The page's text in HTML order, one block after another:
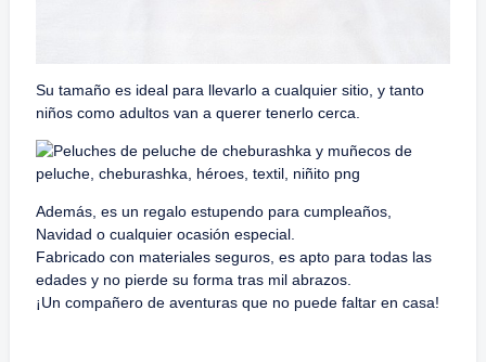
Su tamaño es ideal para llevarlo a cualquier sitio, y tanto
niños como adultos van a querer tenerlo cerca.
Además, es un regalo estupendo para cumpleaños,
Navidad o cualquier ocasión especial.
Fabricado con materiales seguros, es apto para todas las
edades y no pierde su forma tras mil abrazos.
¡Un compañero de aventuras que no puede faltar en casa!